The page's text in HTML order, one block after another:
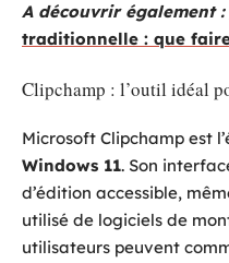
A découvrir également :
traditionnelle : que
Clipchamp : l’outil idéal
Microsoft Clipchamp est
Windows 11. Son
d’édition accessible,
utilisé de logiciels de
utilisateurs peuvent